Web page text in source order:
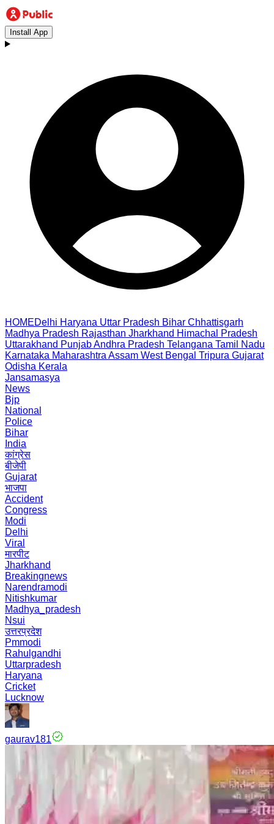
Install App
HOMEDelhi Haryana Uttar Pradesh Bihar Chhattisgarh
Madhya Pradesh Rajasthan Jharkhand Himachal Pradesh
Uttarakhand PunjabAndhra Pradesh Telangana Tamil Nadu
Karnataka Maharashtra Assam West Bengal Tripura Gujarat
Odisha Kerala
Jansamasya
News
Bjp
National
Police
Bihar
India
कांग्रेस
बीजेपी
Gujarat
भाजपा
Accident
Congress
Modi
Delhi
Viral
मारपीट
Jharkhand
Breakingnews
Narendramodi
Nitishkumar
Madhya_pradesh
Nsui
उत्तरप्रदेश
Pmmodi
Rahulgandhi
Uttarpradesh
Haryana
Cricket
Lucknow
gaurav181